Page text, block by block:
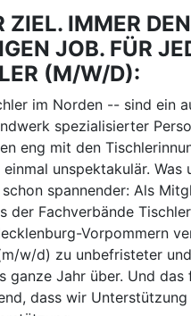
ZIEL. IMMER DEN
JOB. FÜR
(M/W/D):
im Norden -- sind ein
spezialisierter
eng mit den
unspektakulär. Was
spannender: Als
der Fachverbände
Vorpommern
w/d) zu unbefristeter
ganze Jahr über. Und
dass wir